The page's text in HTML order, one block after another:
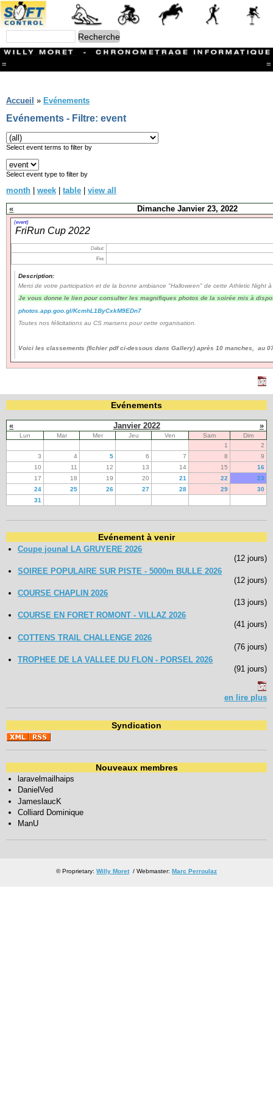
= =
Branches
CONTACT
Ski ALPIN
Triathlon
Ski Nordique
Courses à pieds
Athlétisme
Slalom In-Line
Caisse à savon
Coupe "Journal La Gruyère"
Hippisme
Marche
Archives
Navigation
recherche
site map
Ouverture de session
Créer un nouveau compte
Demander un nouveau mot de passe
Accueil » Evénements
Evénements - Filtre: event
Select event terms to filter by
Select event type to filter by
month | week | table | view all
«
Dimanche Janvier 23, 2022
(event)
FriRun Cup 2022
Début:
Fin:
Description:
Merci de votre participation et de la bonne ambiance "Halloween" de cette Athletic Night à
Je vous donne le lien pour consulter les magnifiques photos de la soirée mis à
photos.app.goo.gl/KcmhL1ByCxkM9EDn7
Toutes nos félicitations au CS marsens pour cette organisation.
Voici les classements (fichier pdf ci-dessous dans Gallery) après 10 manches, au
Evénements
« Janvier 2022 »
Lun Mar Mer Jeu Ven Sam
Dim
1
2
3
4 5 6 7 8
9
10
11 12 13 14 15
16
17
18 19 20 21 22
23
24
25 26 27 28 29
30
31
Evénement à venir
Coupe jounal LA GRUYERE 2026
(12 jours)
SOIREE POPULAIRE SUR PISTE - 5000m BULLE 2026
(12 jours)
COURSE CHAPLIN 2026
(13 jours)
COURSE EN FORET ROMONT - VILLAZ 2026
(41 jours)
COTTENS TRAIL CHALLENGE 2026
(76 jours)
TROPHEE DE LA VALLEE DU FLON - PORSEL 2026
(91 jours)
en lire plus
Syndication
Nouveaux membres
laravelmailhaips
DanielVed
JameslaucK
Colliard Dominique
ManU
© Proprietary: Willy Moret/ Webmaster: Marc Perroulaz